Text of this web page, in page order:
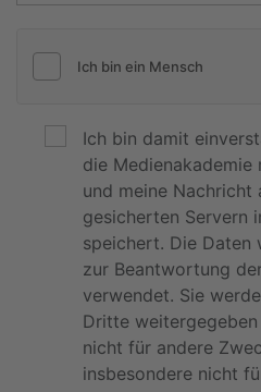
Ich bin damit
die Medienakademie
und meine Nachricht
gesicherten Servern
speichert. Die Daten
zur Beantwortung
verwendet. Sie
Dritte weitergegeben
nicht für andere
insbesondere nicht